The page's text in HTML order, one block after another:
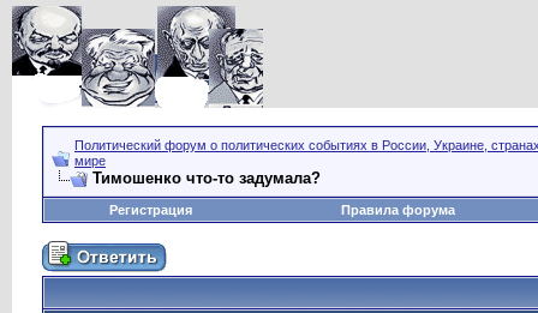
Политический форум о политических событиях в России, Украине,
мире
Тимошенко что-то задумала?
Регистрация Правила форума